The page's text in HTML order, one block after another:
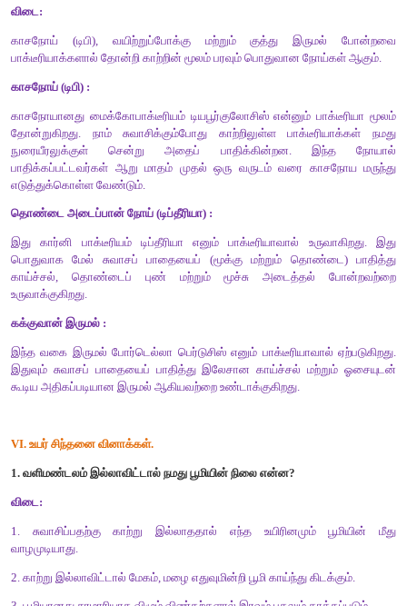
ஆற்றல்:
நாம் காற்றிலுள்ள ஆக்சிஜனை சுவாசிக்கிறோம். அது
திசுக்களுக்கு வழங்கப்படுகிறது. உடல் செல்கள் ஆக்சிஜனின்
மூலக்கூறுகளை எரித்து நமக்குத் தேவையான ஆற்றலை
ஆற்றலின் உதவியால் நாம் பல்வேறு வேலைகளைச் செய்கிறோம்.
காற்றின் வழியே ஒலி பயணிக்கிறது
நாம் நமது சுற்றுப்புறத்திலிருந்து பல்வேறு ஓசைகளைக்
தாவரங்களுக்குப் பயன்படுதல் :
எனும் செயல்முறையின் மூலம் காற்றிலுள்ள நைட்ரஜன்
உள்ளன. மேலும் காற்றானது தாவரங்களில் மகரந்த சேர்க்கை நடை
உதவுகிறது. அயல் கரந்தச் சேர்க்கைக்கும் காற்று உதவுகிறது.
போக்குவரத்து :
வாயுக்களின் நகர்வு காற்று என்று அழைக்கப்படுகிறது. கப்பல்